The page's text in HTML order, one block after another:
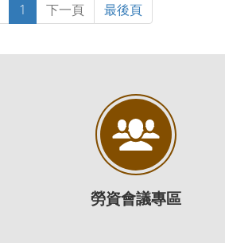
1 下一頁 最後頁
勞資會議專區